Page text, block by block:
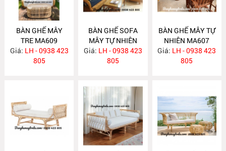
BÀN GHẾ MÂY
TRE MA609
Giá: LH - 0938 423
805
BÀN GHẾ SOFA
MÂY TỰ NHIÊN
PHÒNG KHÁCH
MA608
Giá: LH - 0938 423
805
BÀN GHẾ MÂY TỰ
NHIÊN MA607
Giá: LH - 0938 423
805